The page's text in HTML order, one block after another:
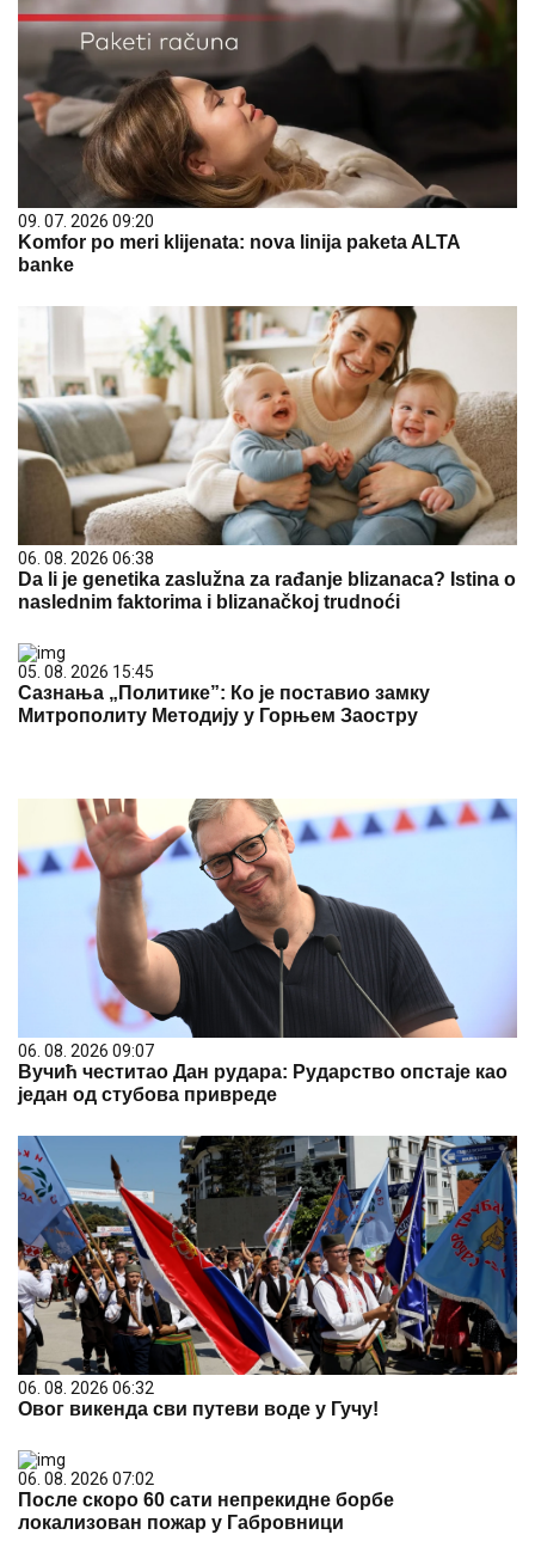
09. 07. 2026 09:20
Komfor po meri klijenata: nova linija paketa ALTA
banke
06. 08. 2026 06:38
Da li je genetika zaslužna za rađanje blizanaca? Istina o
naslednim faktorima i blizanačkoj trudnoći
05. 08. 2026 15:45
Сазнања „Политике”: Ко је поставио замку
Митрополиту Методију у Горњем Заостру
06. 08. 2026 09:07
Вучић честитао Дан рудара: Рударство опстаје као
један од стубова привреде
06. 08. 2026 06:32
Овог викенда сви путеви воде у Гучу!
06. 08. 2026 07:02
После скоро 60 сати непрекидне борбе
локализован пожар у Габровници